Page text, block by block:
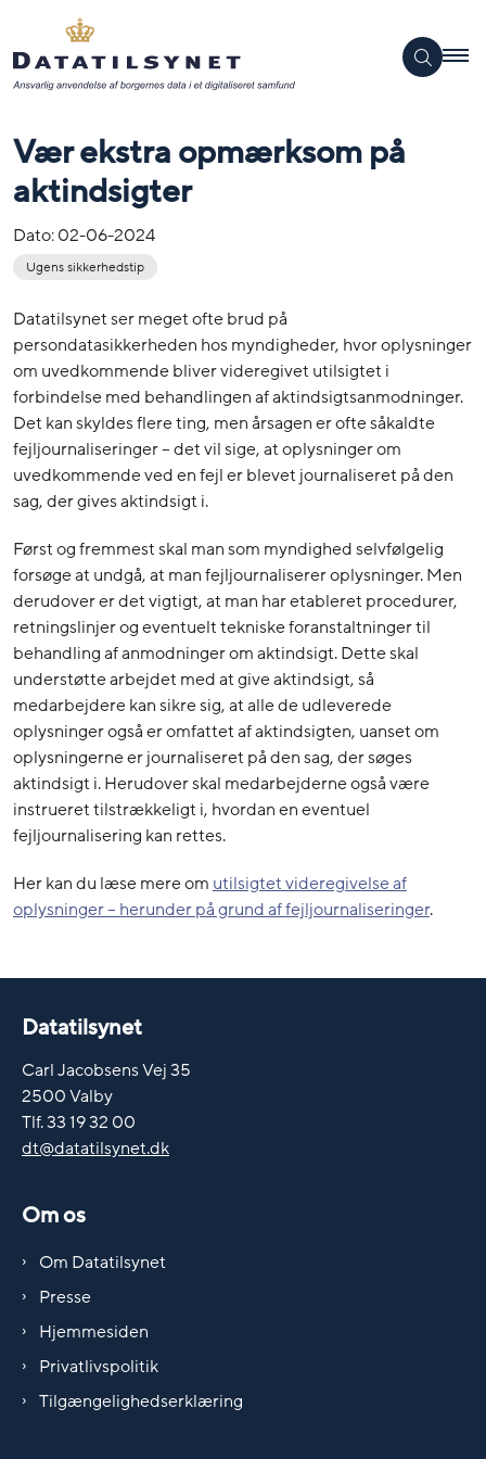
Vær ekstra opmærksom på
aktindsigter
Dato:02-06-2024
Ugens sikkerhedstip
Datatilsynet ser meget ofte brud på
persondatasikkerheden hos myndigheder, hvor oplysninger
om uvedkommende bliver videregivet utilsigtet i
forbindelse med behandlingen af aktindsigtsanmodninger.
Det kan skyldes flere ting, men årsagen er ofte såkaldte
fejljournaliseringer – det vil sige, at oplysninger om
uvedkommende ved en fejl er blevet journaliseret på den
sag, der gives aktindsigt i.
Først og fremmest skal man som myndighed selvfølgelig
forsøge at undgå, at man fejljournaliserer oplysninger. Men
derudover er det vigtigt, at man har etableret procedurer,
retningslinjer og eventuelt tekniske foranstaltninger til
behandling af anmodninger om aktindsigt. Dette skal
understøtte arbejdet med at give aktindsigt, så
medarbejdere kan sikre sig, at alle de udleverede
oplysninger også er omfattet af aktindsigten, uanset om
oplysningerne er journaliseret på den sag, der søges
aktindsigt i. Herudover skal medarbejderne også være
instrueret tilstrækkeligt i, hvordan en eventuel
fejljournalisering kan rettes.
Her kan du læse mere om utilsigtet videregivelse af
oplysninger – herunder på grund af fejljournaliseringer.
Datatilsynet
Carl Jacobsens Vej 35
2500 Valby
Tlf. 33 19 32 00
dt@datatilsynet.dk
Om os
Om Datatilsynet
Presse
Hjemmesiden
Privatlivspolitik
Tilgængelighedserklæring